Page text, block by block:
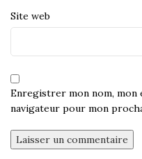
Site web
Enregistrer mon nom, mon
navigateur pour mon